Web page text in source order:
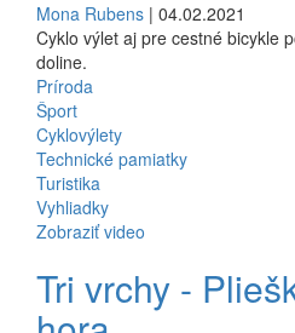
Mona Rubens | 04.02.2021
Cyklo výlet aj pre cestné bicykle
doline.
Príroda
Šport
Cyklovýlety
Technické pamiatky
Turistika
Vyhliadky
Zobraziť video
Tri vrchy -